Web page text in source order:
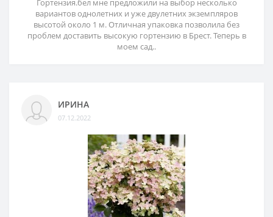
Гортензия.бел мне предложили на выбор несколько
вариантов однолетних и уже двулетних экземпляров
высотой около 1 м. Отличная упаковка позволила без
проблем доставить высокую гортензию в Брест. Теперь в
моем сад..
ИРИНА
07.12.2022